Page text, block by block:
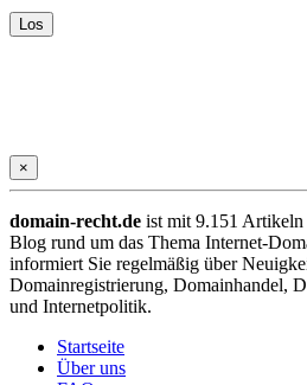
×
domain-recht.de ist mit 9.151 Artikeln
Blog rund um das Thema Internet-
informiert Sie regelmäßig über
Domainregistrierung, Domainhandel,
und Internetpolitik.
Startseite
Über uns